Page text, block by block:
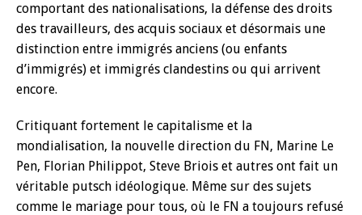
comportant des nationalisations, la défense des droits
des travailleurs, des acquis sociaux et désormais une
distinction entre immigrés anciens (ou enfants
d’immigrés) et immigrés clandestins ou qui arrivent
encore.
Critiquant fortement le capitalisme et la
mondialisation, la nouvelle direction du FN, Marine Le
Pen, Florian Philippot, Steve Briois et autres ont fait un
véritable putsch idéologique. Même sur des sujets
comme le mariage pour tous, où le FN a toujours refusé